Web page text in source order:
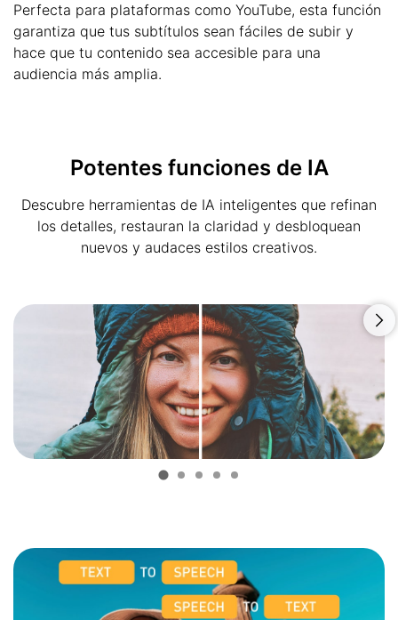
Perfecta para plataformas como YouTube, esta función
garantiza que tus subtítulos sean fáciles de subir y
hace que tu contenido sea accesible para una
audiencia más amplia.
Potentes funciones de IA
Descubre herramientas de IA inteligentes que refinan
los detalles, restauran la claridad y desbloquean
nuevos y audaces estilos creativos.